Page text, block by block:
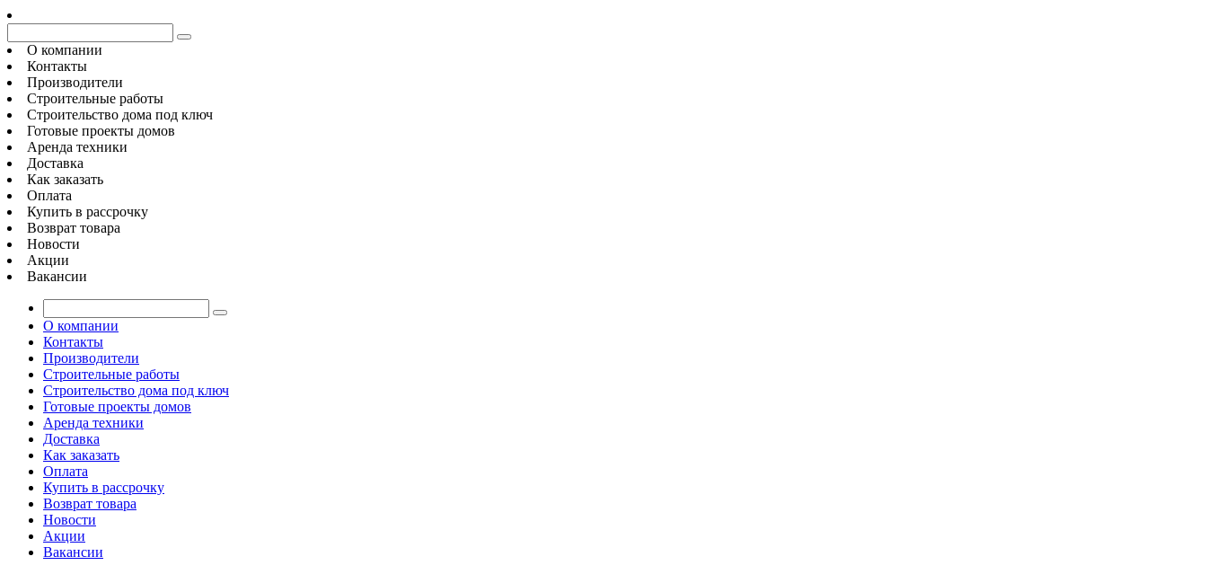
О компании
Контакты
Производители
Строительные работы
Строительство дома под ключ
Готовые проекты домов
Аренда техники
Доставка
Как заказать
Оплата
Купить в рассрочку
Возврат товара
Новости
Акции
Вакансии
О компании
Контакты
Производители
Строительные работы
Строительство дома под ключ
Готовые проекты домов
Аренда техники
Доставка
Как заказать
Оплата
Купить в рассрочку
Возврат товара
Новости
Акции
Вакансии